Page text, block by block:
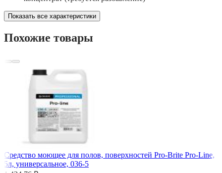
Показать все характеристики
Похожие товары
Средство моющее для полов, поверхностей Pro-Brite Pro-Line,
5л, универсальное, 036-5